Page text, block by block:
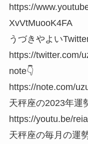
https://
XvVtMuooK4FA
うづきやよい
https://twitter.com/
note👇
https://note.com/
天秤座の2023年運
https://youtu.be/
天秤座の毎月の運